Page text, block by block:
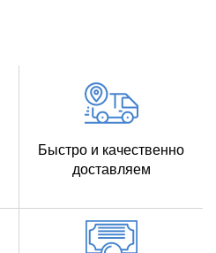
Быстро и качественно
доставляем